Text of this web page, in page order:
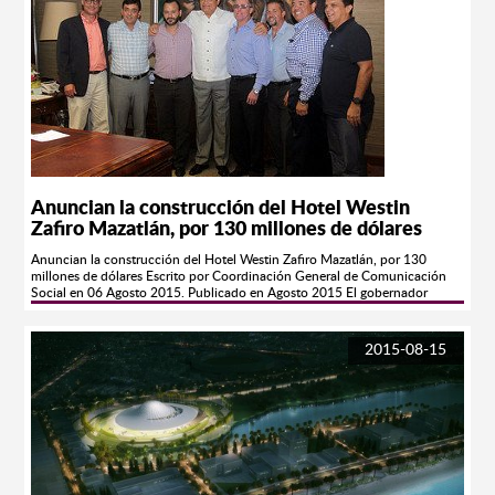
doradas playas del Pacífico y las impresionantes puestas de sol. A lo largo
del Malecón se puede disfrutar de atractivos como el Acuario Mazatlán, la
liberación de tortugas, una variedad de restaurantes, el Clavadista y
edificios y monumentos históricos. El Malecón inicia en los límites de la
Zona Dorada y se extiende hasta el Paseo del Centenario, pasando por la
Playa Norte y el Centro Histórico.
Anuncian la construcción del Hotel Westin
Zafiro Mazatlán, por 130 millones de dólares
Anuncian la construcción del Hotel Westin Zafiro Mazatlán, por 130
millones de dólares Escrito por Coordinación General de Comunicación
Social en 06 Agosto 2015. Publicado en Agosto 2015 El gobernador
nivel de penthouse. Culiacán, Sinaloa, a 6 de agosto de 2015.- Con
una inversión de 130 millones de dólares, la cadena estadounidense AB
Hospitality construirá en Mazatlán el Hotel Westin Zafiro, el cual contará
con 342 habitaciones y 60 condominio de lujo, 15 de ellos a nivel de
penthouse, informó el gobernador de Sinaloa, Mario López Valdez, el cual
iniciará su construcción en noviembre de este mismo año y quedaría
concluido para noviembre de 2017. Señaló que esta inversión millonaria
de la conocida cadena hotelera, es el reflejo de la estabilidad que proyecta
Sinaloa hacia el exterior, resultado de una labor titánica de todos los
órdenes de gobierno y la propia sociedad civil, para consolidar al sector
2015-08-15